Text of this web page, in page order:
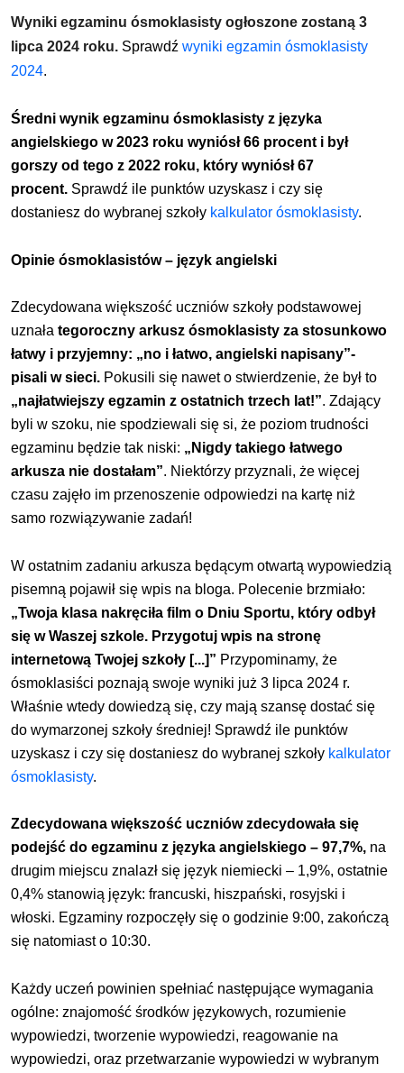
Wyniki egzaminu ósmoklasisty ogłoszone zostaną 3
lipca 2024 roku. Sprawdźwyniki egzamin ósmoklasisty
2024.
Średni wynik egzaminu ósmoklasisty z języka
angielskiego w 2023 roku wyniósł66 procent i był
gorszy od tego z 2022 roku, który wyniósł 67
procent. Sprawdź ile punktów uzyskasz i czy się
dostaniesz do wybranej szkoły kalkulator ósmoklasisty.
Opinie ósmoklasistów – język angielski
Zdecydowana większość uczniów szkoły podstawowej
uznałategoroczny arkusz ósmoklasisty za stosunkowo
łatwy i przyjemny: „no i łatwo, angielski napisany”-
pisali w sieci. Pokusili się nawet o stwierdzenie, że był to
„najłatwiejszy egzamin z ostatnich trzech lat!”. Zdający
byli w szoku, nie spodziewali się si, że poziom trudności
egzaminu będzie tak niski: „Nigdy takiego łatwego
arkusza nie dostałam”. Niektórzy przyznali, że więcej
czasu zajęło im przenoszenie odpowiedzi na kartę niż
samo rozwiązywanie zadań!
W ostatnim zadaniu arkusza będącym otwartą wypowiedzią
pisemną pojawił się wpis na bloga. Polecenie brzmiało:
„Twoja klasa nakręciła film o Dniu Sportu, który odbył
się w Waszej szkole. Przygotuj wpis na stronę
internetową Twojej szkoły [...]” Przypominamy, że
ósmoklasiści poznają swoje wyniki już 3 lipca 2024 r.
Właśnie wtedy dowiedzą się, czy mają szansę dostać się
do wymarzonej szkoły średniej! Sprawdź ile punktów
uzyskasz i czy się dostaniesz do wybranej szkoły kalkulator
ósmoklasisty.
Zdecydowana większość uczniów zdecydowała się
podejść do egzaminu z języka angielskiego – 97,7%, na
drugim miejscu znalazł się język niemiecki – 1,9%, ostatnie
0,4% stanowią język: francuski, hiszpański, rosyjski i
włoski. Egzaminy rozpoczęły się o godzinie 9:00, zakończą
się natomiast o 10:30.
Każdy uczeń powinien spełniać następujące wymagania
ogólne: znajomość środków językowych, rozumienie
wypowiedzi, tworzenie wypowiedzi, reagowanie na
wypowiedzi, oraz przetwarzanie wypowiedzi w wybranym